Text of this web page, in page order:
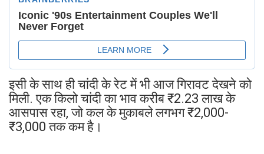
इसी के साथ ही चांदी के रेट में भी आज गिरावट देखने को
मिली. एक किलो चांदी का भाव करीब ₹2.23 लाख के
आसपास रहा, जो कल के मुकाबले लगभग ₹2,000-
₹3,000 तक कम है।